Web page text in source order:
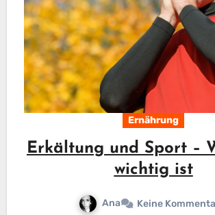
Ernährung
Erkältung und Sport –
wichtig ist
Ana Keine